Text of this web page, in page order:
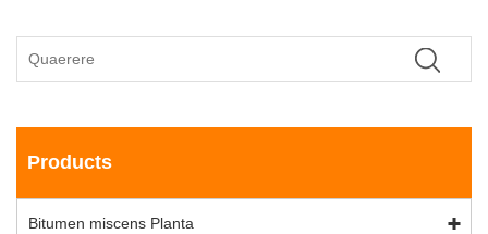
Products
Bitumen miscens Planta